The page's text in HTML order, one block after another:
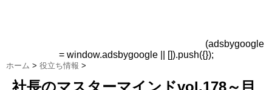
(adsbygoogle
= window.adsbygoogle || []).push({});
ホーム > 役立ち情報 >
社長のマスターマインドvol.178～目